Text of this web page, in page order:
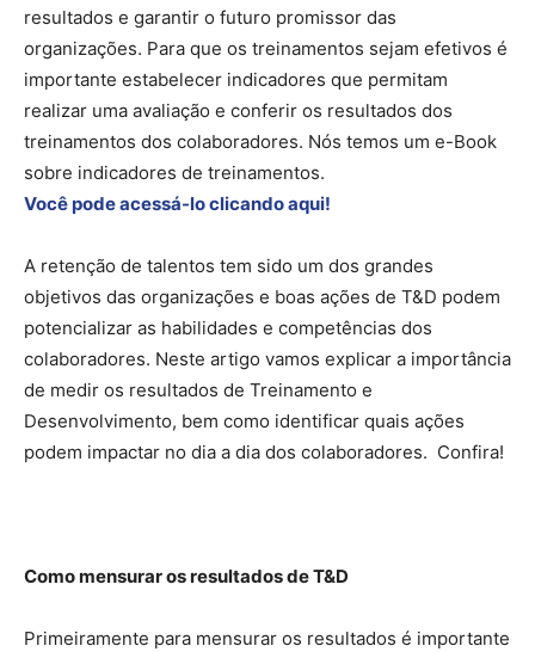
resultados e garantir o futuro promissor das
organizações. Para que os treinamentos sejam efetivos é
importante estabelecer indicadores que permitam
realizar uma avaliação e conferir os resultados dos
treinamentos dos colaboradores. Nós temos um e-Book
sobre indicadores de treinamentos.
Você pode acessá-lo clicando aqui!
A retenção de talentos tem sido um dos grandes
objetivos das organizações e boas ações de T&D podem
potencializar as habilidades e competências dos
colaboradores. Neste artigo vamos explicar a importância
de medir os resultados de Treinamento e
Desenvolvimento, bem como identificar quais ações
podem impactar no dia a dia dos colaboradores. Confira!
Como mensurar os resultados de T&D
Primeiramente para mensurar os resultados é importante